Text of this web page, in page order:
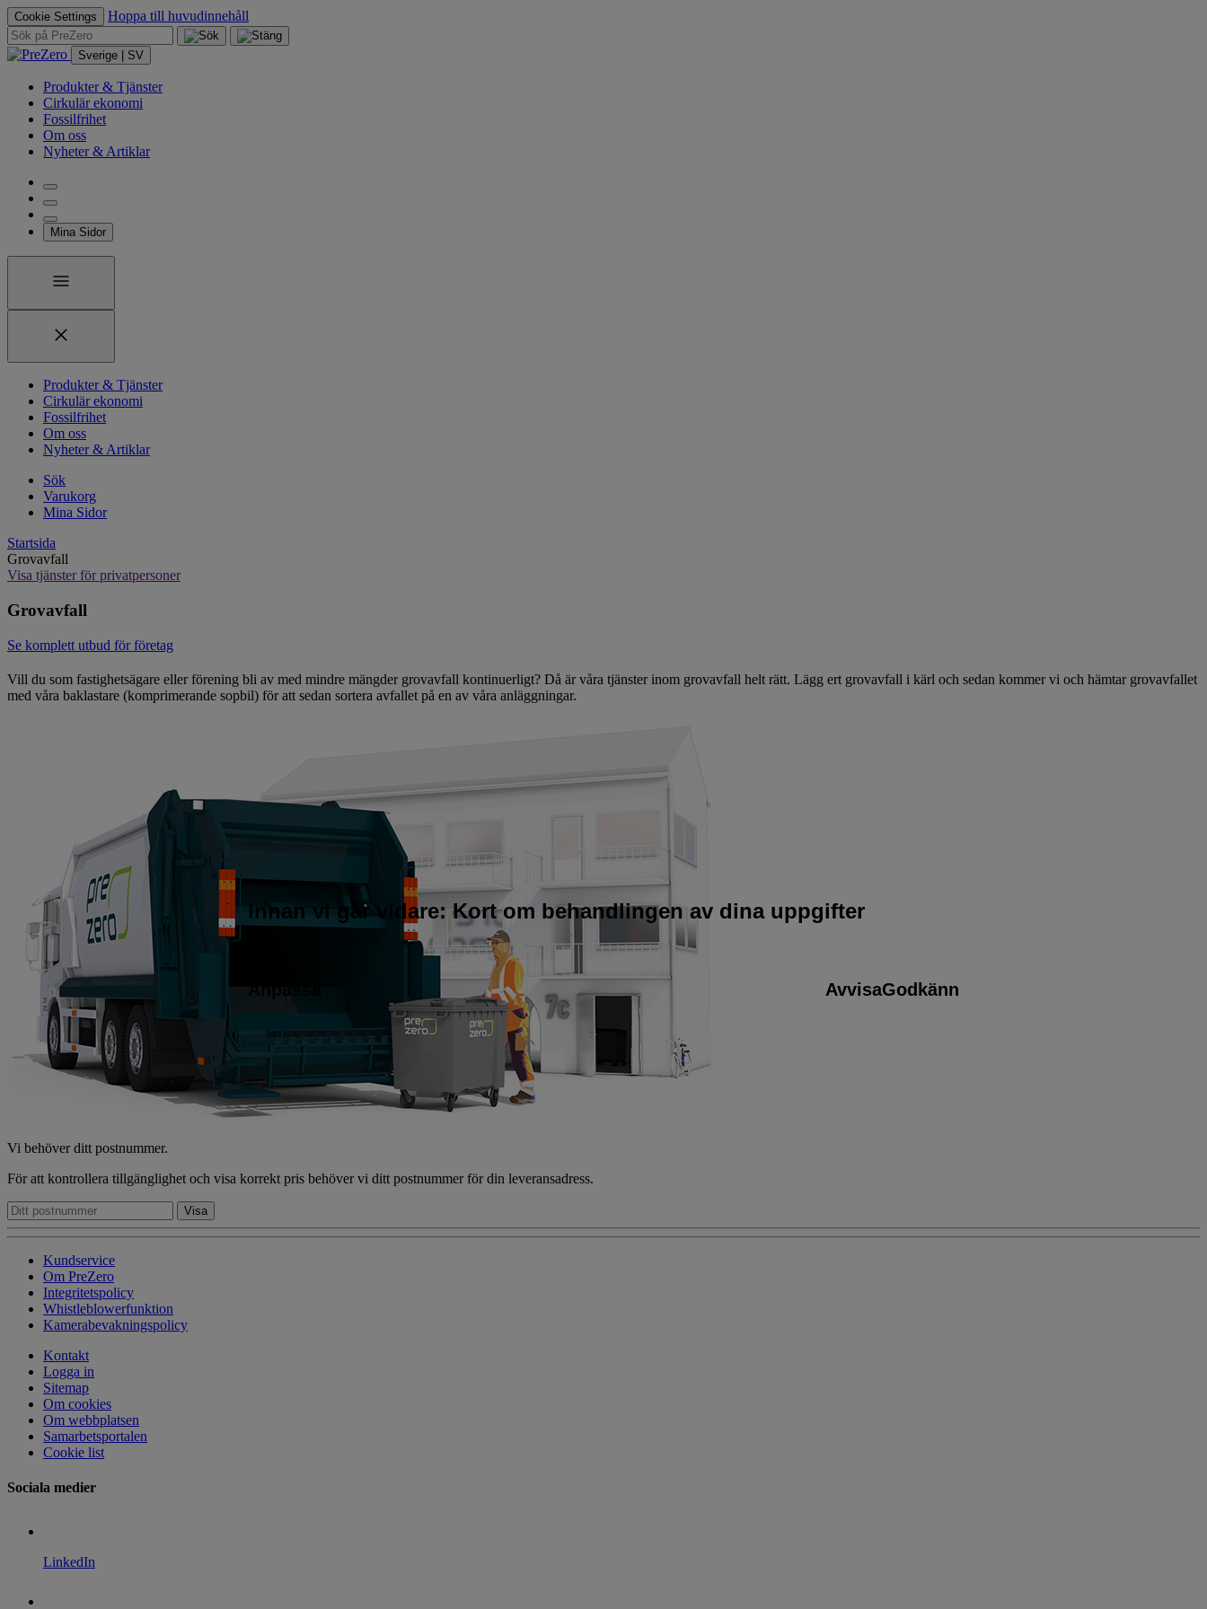
Innan vi går vidare: Kort om behandlingen av dina uppgifter
AvvisaGodkänn
Cookie Settings Hoppa till huvudinnehåll
Sverige | SV
Produkter & Tjänster
Cirkulär ekonomi
Fossilfrihet
Om oss
Nyheter & Artiklar
Mina Sidor
Produkter & Tjänster
Cirkulär ekonomi
Fossilfrihet
Om oss
Nyheter & Artiklar
Sök
Varukorg
Mina Sidor
Startsida
Grovavfall
Visa tjänster för privatpersoner
Grovavfall
Se komplett utbud för företag
Vill du som fastighetsägare eller förening bli av med mindre mängder grovavfall kontinuerligt? Då är våra tjänster inom grovavfall helt rätt. Lägg ert grovavfall i kärl och sedan kommer vi och hämtar grovavfallet
med våra baklastare (komprimerande sopbil) för att sedan sortera avfallet på en av våra anläggningar.
Vi behöver ditt postnummer.
För att kontrollera tillgänglighet och visa korrekt pris behöver vi ditt postnummer för din leveransadress.
Kundservice
Om PreZero
Integritetspolicy
Whistleblowerfunktion
Kamerabevakningspolicy
Kontakt
Logga in
Sitemap
Om cookies
Om webbplatsen
Samarbetsportalen
Cookie list
Sociala medier
LinkedIn